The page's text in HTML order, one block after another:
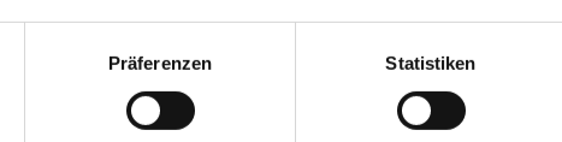
Präferenzen Statistiken
24. Oktober 2025